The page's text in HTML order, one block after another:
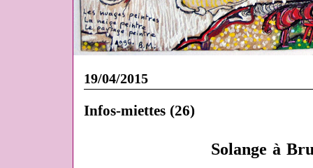
19/04/2015
Infos-miettes (26)
Solange à